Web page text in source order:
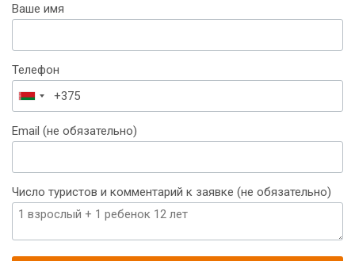
Ваше имя
Телефон
Беларусь
+375
Email (не обязательно)
Число туристов и комментарий к заявке (не обязательно)